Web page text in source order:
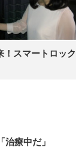
！スマートロッ
療中だ」